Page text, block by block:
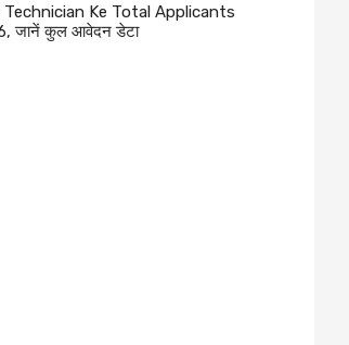
Technician Ke Total Applicants
जानें कुल आवेदन डेटा